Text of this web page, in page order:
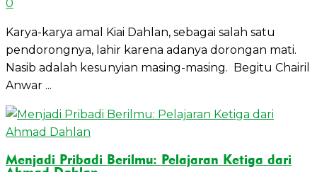
0
Karya-karya amal Kiai Dahlan, sebagai salah satu
pendorongnya, lahir karena adanya dorongan mati.
Nasib adalah kesunyian masing-masing. Begitu Chairil
Anwar ...
Menjadi Pribadi Berilmu: Pelajaran Ketiga dari